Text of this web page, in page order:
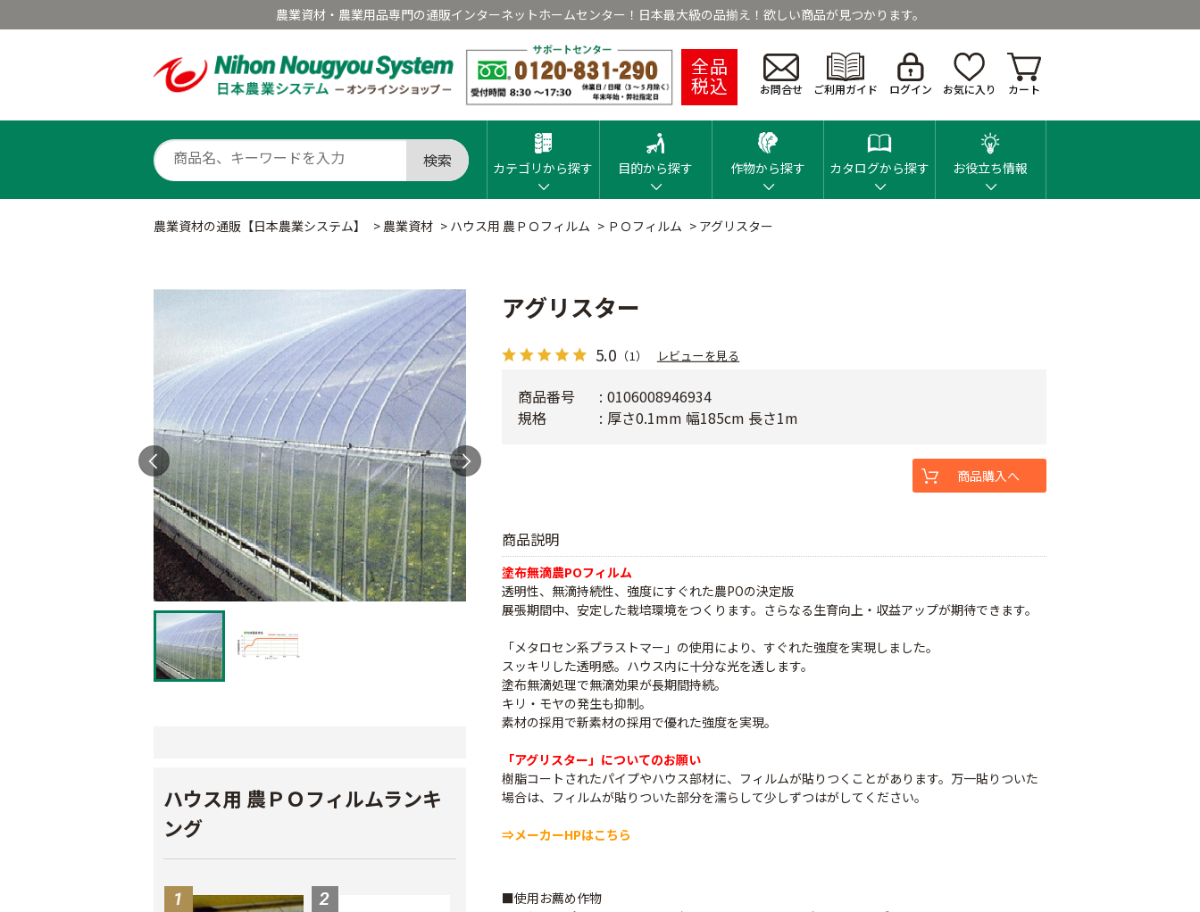
農業資材・農業用品専門の通販インターネットホームセンター！日本最大級の品揃え！欲しい商品が見つかります。
全品
税込 お問合せ ご利用ガイド ログイン お気に入り カート
検索 カテゴリから探す 目的から探す 作物から探す カタログから探す お役立ち情報
農業資材の通販【日本農業システム】 > 農業資材 > ハウス用 農ＰＯフィルム > ＰＯフィルム > アグリスター
ハウス用 農ＰＯフィルムランキ
ング
アグリスター
5.0 （1） レビューを見る
商品説明
塗布無滴農POフィルム
透明性、無滴持続性、強度にすぐれた農POの決定版
展張期間中、安定した栽培環境をつくります。さらなる生育向上・収益アップが期待できます。
「メタロセン系プラストマー」の使用により、すぐれた強度を実現しました。
スッキリした透明感。ハウス内に十分な光を透します。
塗布無滴処理で無滴効果が長期間持続。
キリ・モヤの発生も抑制。
素材の採用で新素材の採用で優れた強度を実現。
「アグリスター」についてのお願い
樹脂コートされたパイプやハウス部材に、フィルムが貼りつくことがあります。万一貼りついた
場合は、フィルムが貼りついた部分を濡らして少しずつはがしてください。
⇒メーカーHPはこちら
■使用お薦め作物
商品番号
0106008946934
規格
厚さ0.1mm 幅185cm 長さ1m
商品購入へ